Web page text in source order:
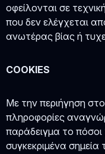
οφείλονται σε
που δεν ελέγχεται
ανωτέρας βίας ή
COOKIES
Με την περιήγηση
πληροφορίες
παράδειγμα το
συγκεκριμένα σημεία